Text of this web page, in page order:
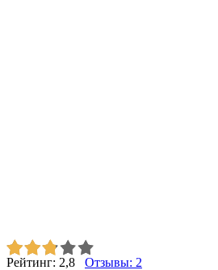
Рейтинг: 2,8 Отзывы: 2